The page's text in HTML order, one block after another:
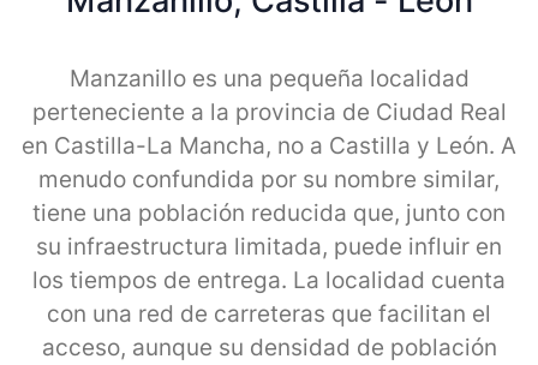
Manzanillo es una pequeña localidad
perteneciente a la provincia de Ciudad Real
en Castilla-La Mancha, no a Castilla y León. A
menudo confundida por su nombre similar,
tiene una población reducida que, junto con
su infraestructura limitada, puede influir en
los tiempos de entrega. La localidad cuenta
con una red de carreteras que facilitan el
acceso, aunque su densidad de población